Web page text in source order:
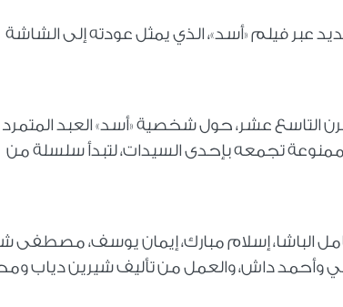
عبر فيلم «أسد»، الذي يمثل عودته إلى الشاشة
التاسع عشر، حول شخصية «أسد» العبد المتمرد
تجمعه بإحدى السيدات، لتبدأ سلسلة من
الباشا، إسلام مبارك، إيمان يوسف، مصطفى
وأحمد داش، والعمل من تأليف شيرين دياب